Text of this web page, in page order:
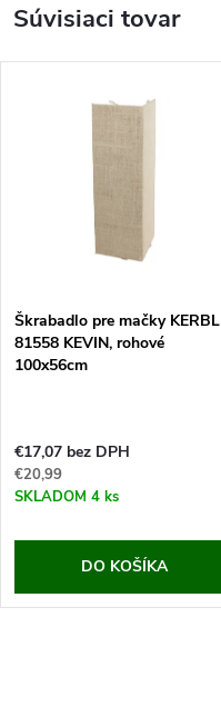
Súvisiaci tovar
Škrabadlo pre mačky KERBL
81558 KEVIN, rohové
100x56cm
€17,07 bez DPH
€20,99
SKLADOM 4 ks
DO KOŠÍKA